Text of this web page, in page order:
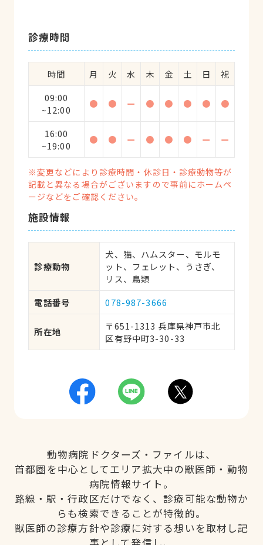
診療時間
時間 月 火 水 木 金 土 日
祝
09:00
~12:00
● ● ー ● ● ● ● ●
16:00
~19:00
● ● ー ● ● ● ー ー
※変更などにより診療時間・休診日・診療動物等が
記載と異なる場合がございますので事前にホームペ
ージなどをご確認ください。
施設情報
診療動物
犬、猫、ハムスター、モルモ
ット、フェレット、うさぎ、
リス、鳥類
電話番号
078-987-3666
所在地
〒651-1313 兵庫県神戸市北
区有野中町3-30-33
動物病院ドクターズ・ファイルは、
首都圏を中心としてエリア拡大中の獣医師・動物
病院情報サイト。
路線・駅・行政区だけでなく、診療可能な動物か
らも検索できることが特徴的。
獣医師の診療方針や診療に対する想いを取材し記